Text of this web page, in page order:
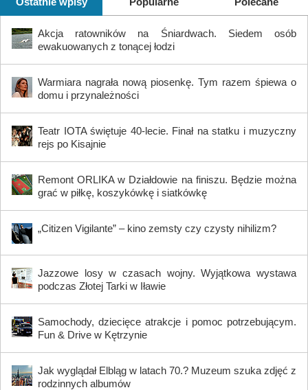
Akcja ratowników na Śniardwach. Siedem osób
ewakuowanych z tonącej łodzi
Warmiara nagrała nową piosenkę. Tym razem śpiewa o
domu i przynależności
Teatr IOTA świętuje 40-lecie. Finał na statku i muzyczny
rejs po Kisajnie
Remont ORLIKA w Działdowie na finiszu. Będzie można
grać w piłkę, koszykówkę i siatkówkę
„Citizen Vigilante” – kino zemsty czy czysty nihilizm?
Jazzowe losy w czasach wojny. Wyjątkowa wystawa
podczas Złotej Tarki w Iławie
Samochody, dziecięce atrakcje i pomoc potrzebującym.
Fun & Drive w Kętrzynie
Jak wyglądał Elbląg w latach 70.? Muzeum szuka zdjęć z
rodzinnych albumów